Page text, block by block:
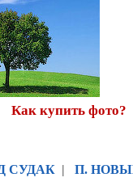
Как купить фото?
СУДАК | П.